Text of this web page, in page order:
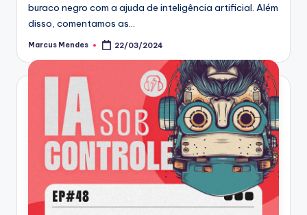
buraco negro com a ajuda de inteligência artificial. Além
disso, comentamos as…
Posted
Marcus Mendes 22/03/2024